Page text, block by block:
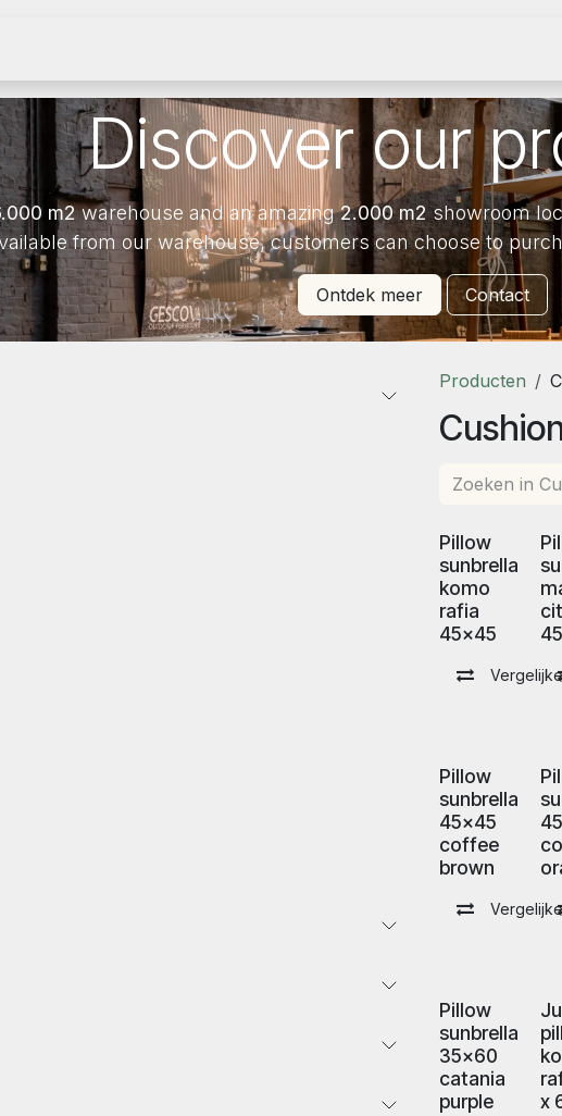
Discover our
m2warehouse and an amazing2.000 m2showroom
from our warehouse, customers can choose to
Ontdek meer Contact
Producten
Pillow
sunbrella
komo
rafia
45x45
Pillow
sunbrella
45x45
coffee
brown
Pillow
sunbrella
35x60
catania
purple
x